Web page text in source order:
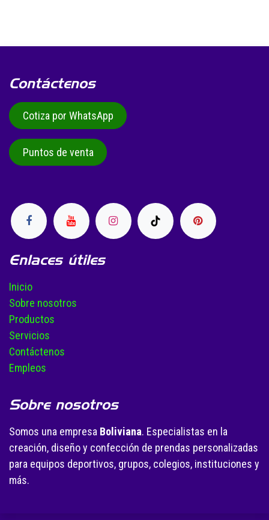
Enlaces útiles
Inicio
Sobre nosotros
Productos
Servicios
Contáctenos
Empleos
Sobre nosotros
Somos una empresa Boliviana. Especialistas en la
creación, diseño y confección de prendas personalizadas
para equipos deportivos, grupos, colegios, instituciones y
más.
Contáctenos
Cotiza por WhatsApp
Puntos de venta